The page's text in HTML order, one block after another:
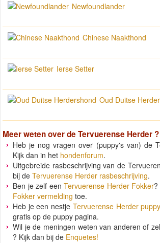
Newfoundlander
Chinese Naakthond
Ierse Setter
Oud Duitse
Meer weten over de Tervuerense Herder ?
Heb je nog vragen over (puppy's van) de
Kijk dan in het hondenforum.
Uitgebreide rasbeschrijving van de
bij de Tervuerense Herder rasbeschrijving.
Ben je zelf een Tervuerense Herder Fokker
Fokker vermelding toe.
Heb je een nestje Tervuerense Herder
gratis op de puppy pagina.
Wil je de meningen weten van anderen of
? Kijk dan bij de Enquetes!